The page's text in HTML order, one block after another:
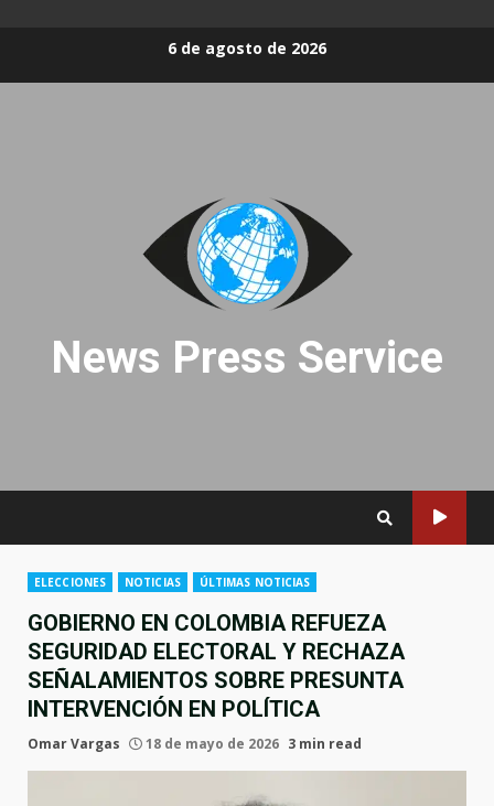
6 de agosto de 2026
News Press Service
ELECCIONES NOTICIAS ÚLTIMAS NOTICIAS
GOBIERNO EN COLOMBIA REFUEZA
SEGURIDAD ELECTORAL Y RECHAZA
SEÑALAMIENTOS SOBRE PRESUNTA
INTERVENCIÓN EN POLÍTICA
Omar Vargas 18 de mayo de 2026 3 min read